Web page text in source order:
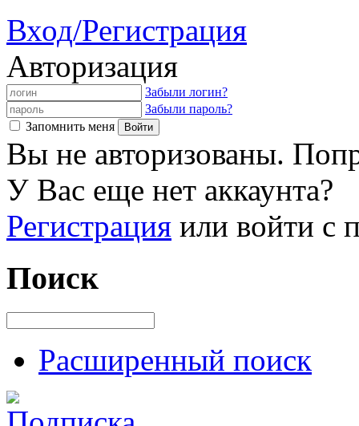
Вход/Регистрация
Авторизация
Забыли логин?
Забыли пароль?
Запомнить меня
Вы не авторизованы.
У Вас еще нет аккаунта?
Регистрация или войти с
Поиск
Расширенный поиск